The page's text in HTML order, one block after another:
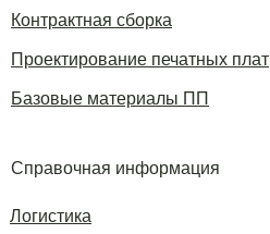
Справочная информация
Контрактная сборка
Проектирование печатных плат
Базовые материалы ПП
Логистика